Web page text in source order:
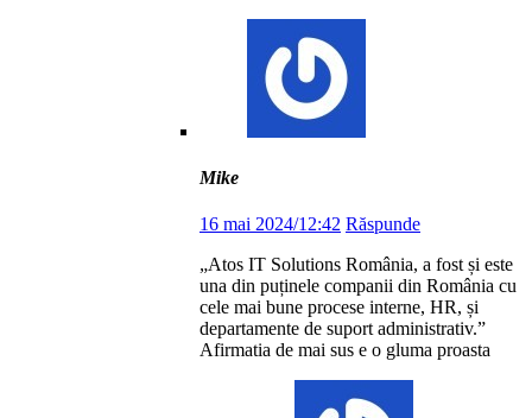
Mike
16 mai 2024/12:42 Răspunde
„Atos IT Solutions România, a fost și este
una din puținele companii din România cu
cele mai bune procese interne, HR, și
departamente de suport administrativ.”
Afirmatia de mai sus e o gluma proasta